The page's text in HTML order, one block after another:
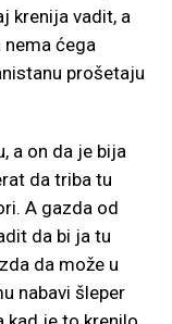
krenija vadit, a
nema ćega
prošetaju
a on da je bija
da triba tu
A gazda od
da bi ja tu
da može u
nabavi šleper